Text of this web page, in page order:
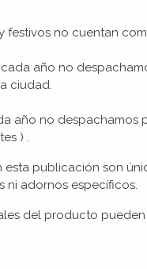
festivos no cuentan
cada año no
ciudad.
año no despachamos
) .
esta publicación son
ni adornos específicos.
del producto